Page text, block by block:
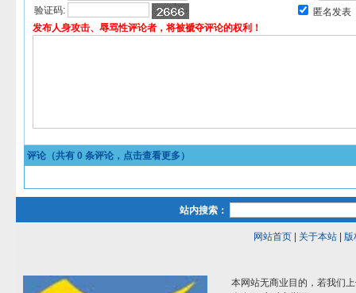
验证码:
匿名发表
发布人身攻击、辱骂性评论者，将被褫夺评论的权利！
评论（共有 0 条评论，点击查看更多）
站内搜索：
网站首页| 关于本站| 版
本网站无商业目的，若我们